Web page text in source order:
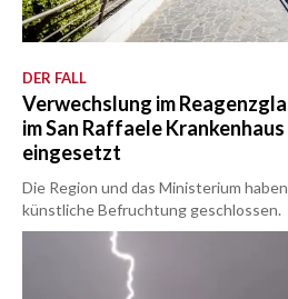
DER FALL
Verwechslung im
im San Raffaele
eingesetzt
Die Region und das Ministerium
künstliche Befruchtung geschlossen.